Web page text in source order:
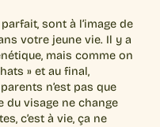
sont à l’image de
votre jeune vie. Il y a
mais comme on
» et au final,
n’est pas que
du visage ne change
c’est à vie, ça ne